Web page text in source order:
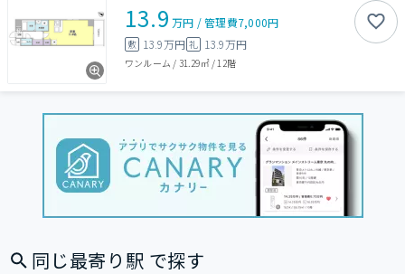
13.9 万円 /管理費7,000円
敷 13.9万円 礼 13.9万円
ワンルーム / 31.29㎡/ 12階
同じ最寄り駅 で探す